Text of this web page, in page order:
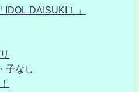
IDOL DAISUKI！」
子なし